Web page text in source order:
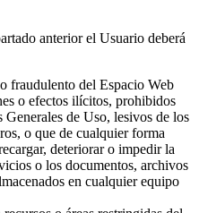
anterior el Usuario deberá
fraudulento del Espacio Web
o efectos ilícitos, prohibidos
Generales de Uso, lesivos de los
o que de cualquier forma
deteriorar o impedir la
o los documentos, archivos
en cualquier equipo